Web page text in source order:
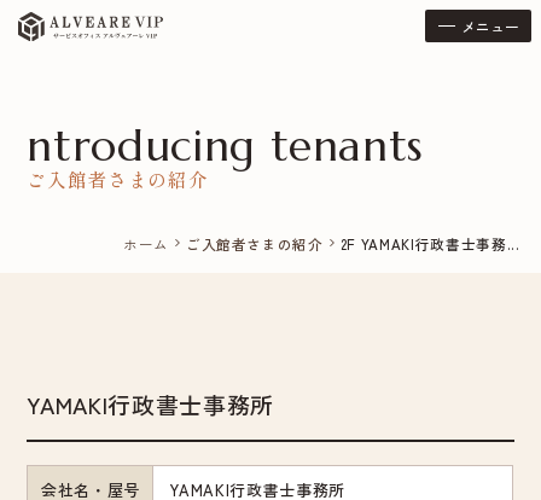
メニュー
ntroducing tenants
ご入館者さまの紹介
ホーム chevron_right ご入館者さまの紹介 chevron_right 2F YAMAKI行政書士事務...
YAMAKI行政書士事務所
会社名・屋号 YAMAKI行政書士事務所